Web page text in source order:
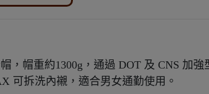
，帽重約1300g，通過 DOT 及 CNS 加
可拆洗內襯，適合男女通勤使用。